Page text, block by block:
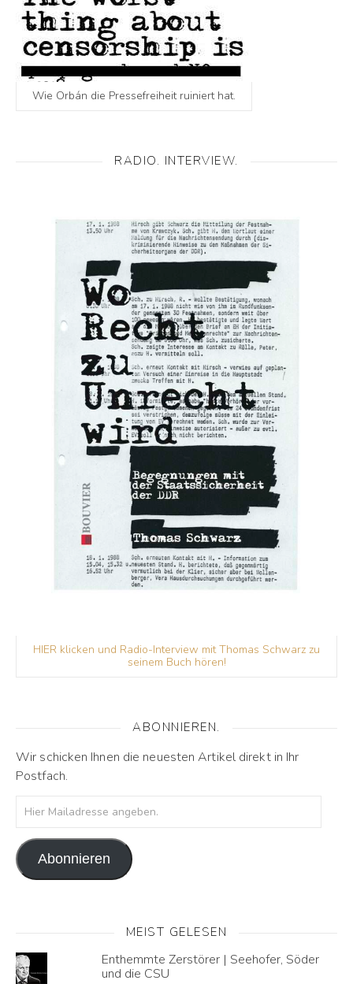
Wie Orbán die Pressefreiheit ruiniert hat.
RADIO. INTERVIEW.
HIER klicken und Radio-Interview mit Thomas Schwarz zu
seinem Buch hören!
ABONNIEREN.
Wir schicken Ihnen die neuesten Artikel direkt in Ihr
Postfach.
Hier Mailadresse angeben.
Abonnieren
MEIST GELESEN
Enthemmte Zerstörer | Seehofer, Söder
und die CSU